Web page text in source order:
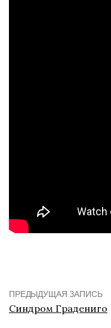
ПРЕДЫДУЩАЯ ЗАПИСЬ
Синдром Градениго